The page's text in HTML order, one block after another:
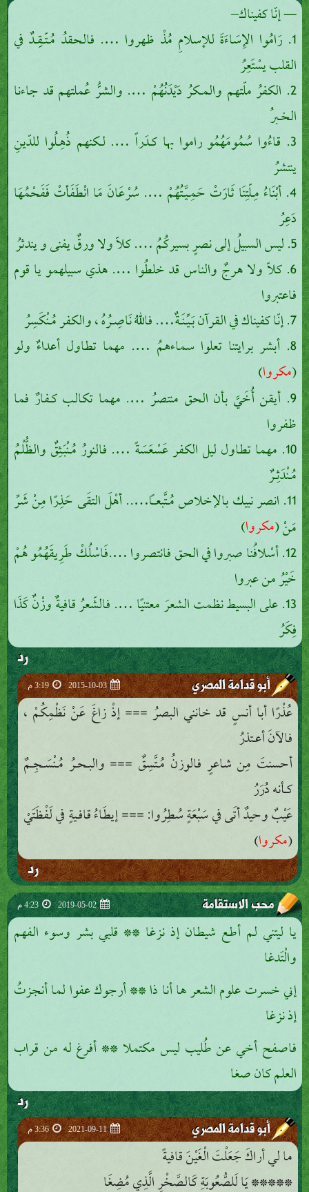
— إنّا كفيناك–
1. رَامُوا الإِسَاءَةَ للإسلامِ مُذْ ظهروا …. فالحقدُ مُـتّـقِِـدٌ في
القلب يسْتَعِرُ
2. الكفرُ ملّتهم والمـكرُ دَيْدَنُهُمْ …. والشرُّ عُملتهم قد جاءنا
الخـبرُ
3. قاءُوا سُمُومَهُمُو راموا بها كـدَراً …. لـكنهم ذُهِـلُوا للدّينِ
ينتشرُ
4. أبْنَاءُ مِـلّتِنَا ثَارَتْ حَمِـيَّـتُهُمْ …. سُرْعَانَ مَا انْطَفَأتْ فَفَحْمُهَا
دَعِرُ
5. ليس السبيلُ إلى نصرٍ بسيركُمُ …. كلاّ ولا ورقٌ يفنى و يندثرُ
6. كلاّ ولا هرجٌ والناس قد خلطُوا …. هذي سبيلهمو يا قوم
فاعتبروا
7. إنّا كفيناك في القرآن بَـيِّـنَـةٌ…. فاللهُ نَاصِـرُهُ ، والكفر مُـنْكَسِرُ
8. أبشر برايتنا تعلوا سماءهمُ …. مهما تطاول أعداءٌ ولو
(مكروا)
9. أيقن أُخَيَّ بأن الحق منتصرُ …. مهما تكالب كـفارٌ فما
ظفروا
10. مهما تطاول ليل الكفر عَسْعَسَةً …. فالنورُ مُـنْبَـثِقٌ والظُّلْمُ
مُـنْدَثِـرٌ
11. انصر نبيك بالإخلاص مُـتَّبعاً….. أهْلَ التقَى حَذِرًا مِنْ شَرِّ
مَنْ (مكروا)
12. أسْلافُنا صبروا في الحق فانتصروا ….فَاسْلُكْ طَرِيقَهُمُو هُمْ
خَيْرُ من عبروا
13. على البسيط نظمت الشعرَ معتنيًا …. فالشّعرُ قافيةٌ وزْنٌ كَذَا
فِكَرُ
رد
أبو قدامة المصري 2015-10-03 3:19 م
عُذْرًا أبا أنسٍ قد خانني البصرُ === إذْ زاغَ عَنْ نَظْمِكُمْ ،
فالآنَ أعـتذرُ
أحسنتَ مِن شاعرٍ فالوزنُ مُـتَّسِقٌ === والبـحـرُ مُـنْسَـجِـمٌ
كـأنه دُرَرُ
عَيْبٌ وحيدٌ أتَى في سَبْعَةٍ سُطِرُوا: === إيطَاءُ قافـيةٍ في لَفْظَتَيْ
(مكروا)
رد
محب الاستقامة 2019-05-02 4:23 م
يا ليتني لم أطع شيطان إذ نزغا ** قلبي بشر وسوء الفهم
والْتَدغا
إني خسرت علوم الشعر ها أنا ذا ** أرجوك عفوا لما أنجزتُ
إذ نزغا
فاصفح أخي عن طُليب ليس مكتملا ** أفرغ له من قراب
العلم كان صغا
رد
أبو قدامة المصري 2021-09-11 3:36 م
ما لي أراكَ جَعَلْتَ الْغَيْنَ قافيةً
***** يَا لَلصُّعُوبَةِ كَالصَّخْرِ الَّذِي مُضِغَا